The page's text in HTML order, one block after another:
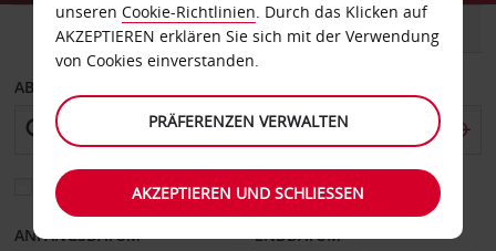
FAHRZEUG TRANSPORTER
ABHOLEN VON
Eine andere Rückgabestation auswählen
ANFANGSDATUM ENDDATUM
unseren Cookie-Richtlinien. Durch das Klicken auf
AKZEPTIEREN erklären Sie sich mit der Verwendung
von Cookies einverstanden.
PRÄFERENZEN VERWALTEN
AKZEPTIEREN UND SCHLIESSEN